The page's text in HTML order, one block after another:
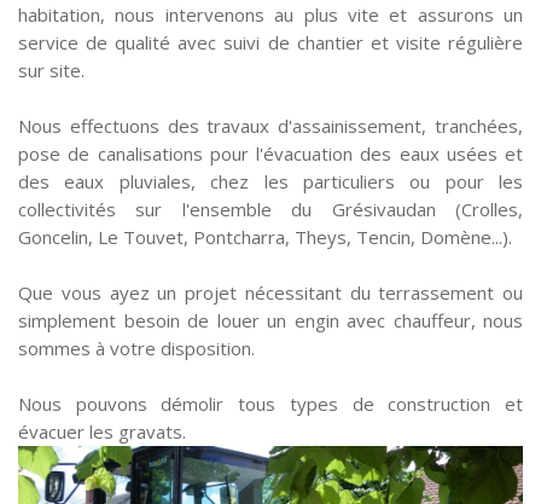
habitation, nous intervenons au plus vite et assurons un
service de qualité avec suivi de chantier et visite régulière
sur site.
Nous effectuons des travaux d'assainissement, tranchées,
pose de canalisations pour l'évacuation des eaux usées et
des eaux pluviales, chez les particuliers ou pour les
collectivités sur l'ensemble du Grésivaudan (Crolles,
Goncelin, Le Touvet, Pontcharra, Theys, Tencin, Domène...).
Que vous ayez un projet nécessitant du terrassement ou
simplement besoin de louer un engin avec chauffeur, nous
sommes à votre disposition.
Nous pouvons démolir tous types de construction et
évacuer les gravats.